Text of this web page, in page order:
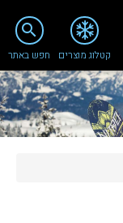
קטלוג מוצרים
search
חפש באתר